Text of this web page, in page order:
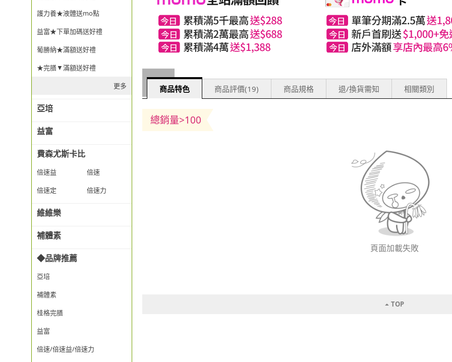
護力養★液體送mo點
益富★下單加碼送好禮
葡勝納★滿額送好禮
★完膳▼滿額送好禮
更多
亞培
益富
費森尤斯卡比
倍速益
倍速
倍速定
倍速力
維維樂
補體素
◆品牌推薦
亞培
補體素
桂格完膳
益富
倍速/倍速益/倍速力
商品特色 商品評價(19) 商品規格 退/換貨需知 相關類別
總銷量>100
頁面加載失敗
TOP